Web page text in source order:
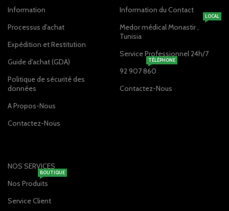
Information
Processus d'achat
Expédition et Restitution
Guide d'achat (GDA)
Politique de sécurité des
données
A Propos-Nous
Contactez-Nous
Information du Contact
Medor médical Monastir ,
Tunisia
LOCAL
Service Professionnel 24h/7
92 907 860
TÉLÉPHONE
Contactez-Nous
NOS SERVICES
Nos Produits
BOUTIQUE
Service Client